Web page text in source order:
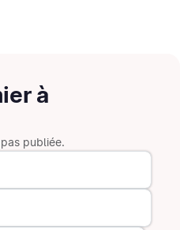
à
publiée.